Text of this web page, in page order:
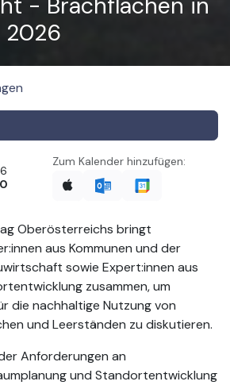
- Brachflächen in
2026
Zum Kalender hinzufügen:
Oberösterreichs bringt
aus Kommunen und der
sowie Expert:innen aus
zusammen, um
die nachhaltige Nutzung von
und Leerständen zu diskutieren.
Anforderungen an
und Standortentwicklung